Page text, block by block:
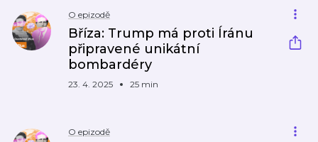
O epizodě
Bříza: Trump má proti Íránu
připravené unikátní
bombardéry
23. 4. 2025 25 min
O epizodě